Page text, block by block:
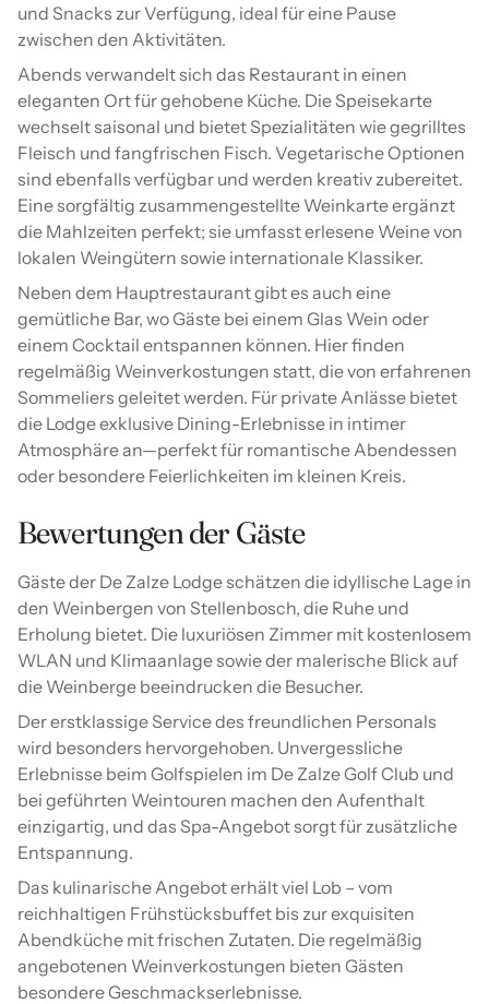
und Snacks zur Verfügung, ideal für eine Pause
zwischen den Aktivitäten.
Abends verwandelt sich das Restaurant in einen
eleganten Ort für gehobene Küche. Die Speisekarte
wechselt saisonal und bietet Spezialitäten wie gegrilltes
Fleisch und fangfrischen Fisch. Vegetarische Optionen
sind ebenfalls verfügbar und werden kreativ zubereitet.
Eine sorgfältig zusammengestellte Weinkarte ergänzt
die Mahlzeiten perfekt; sie umfasst erlesene Weine von
lokalen Weingütern sowie internationale Klassiker.
Neben dem Hauptrestaurant gibt es auch eine
gemütliche Bar, wo Gäste bei einem Glas Wein oder
einem Cocktail entspannen können. Hier finden
regelmäßig Weinverkostungen statt, die von erfahrenen
Sommeliers geleitet werden. Für private Anlässe bietet
die Lodge exklusive Dining-Erlebnisse in intimer
Atmosphäre an—perfekt für romantische Abendessen
oder besondere Feierlichkeiten im kleinen Kreis.
Bewertungen der Gäste
Gäste der De Zalze Lodge schätzen die idyllische Lage in
den Weinbergen von Stellenbosch, die Ruhe und
Erholung bietet. Die luxuriösen Zimmer mit kostenlosem
WLAN und Klimaanlage sowie der malerische Blick auf
die Weinberge beeindrucken die Besucher.
Der erstklassige Service des freundlichen Personals
wird besonders hervorgehoben. Unvergessliche
Erlebnisse beim Golfspielen im De Zalze Golf Club und
bei geführten Weintouren machen den Aufenthalt
einzigartig, und das Spa-Angebot sorgt für zusätzliche
Entspannung.
Das kulinarische Angebot erhält viel Lob – vom
reichhaltigen Frühstücksbuffet bis zur exquisiten
Abendküche mit frischen Zutaten. Die regelmäßig
angebotenen Weinverkostungen bieten Gästen
besondere Geschmackserlebnisse.